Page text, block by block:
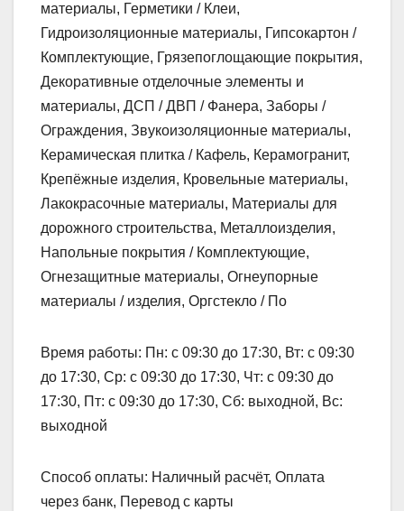
материалы, Герметики / Клеи,
Гидроизоляционные материалы, Гипсокартон /
Комплектующие, Грязепоглощающие покрытия,
Декоративные отделочные элементы и
материалы, ДСП / ДВП / Фанера, Заборы /
Ограждения, Звукоизоляционные материалы,
Керамическая плитка / Кафель, Керамогранит,
Крепёжные изделия, Кровельные материалы,
Лакокрасочные материалы, Материалы для
дорожного строительства, Металлоизделия,
Напольные покрытия / Комплектующие,
Огнезащитные материалы, Огнеупорные
материалы / изделия, Оргстекло / По
Время работы: Пн: с 09:30 до 17:30, Вт: с 09:30
до 17:30, Ср: с 09:30 до 17:30, Чт: с 09:30 до
17:30, Пт: с 09:30 до 17:30, Сб: выходной, Вс:
выходной
Способ оплаты: Наличный расчёт, Оплата
через банк, Перевод с карты